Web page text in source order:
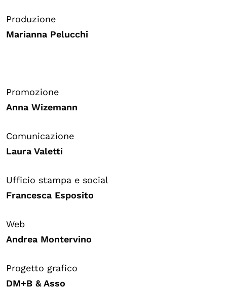
Produzione
Marianna Pelucchi
Promozione
Anna Wizemann
Comunicazione
Laura Valetti
Ufficio stampa e social
Francesca Esposito
Web
Andrea Montervino
Progetto grafico
DM+B & Asso